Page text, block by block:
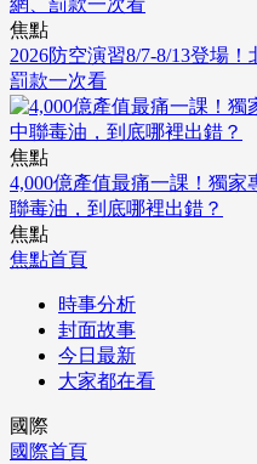
焦點
2026防空演習8/7-8/13登場
罰款一次看
焦點
4,000億產值最痛一課！獨
聯毒油，到底哪裡出錯？
焦點
焦點首頁
時事分析
封面故事
今日最新
大家都在看
國際
國際首頁